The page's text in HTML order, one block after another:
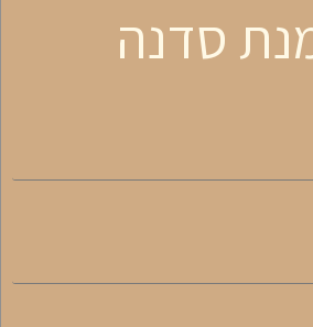
סדנה